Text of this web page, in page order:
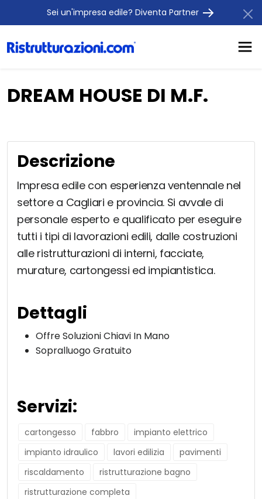
Sei un'impresa edile? Diventa Partner
DREAM HOUSE DI M.F.
Descrizione
Impresa edile con esperienza ventennale nel
settore a Cagliari e provincia. Si avvale di
personale esperto e qualificato per eseguire
tutti i tipi di lavorazioni edili, dalle costruzioni
alle ristrutturazioni di interni, facciate,
murature, cartongessi ed impiantistica.
Dettagli
Offre Soluzioni Chiavi In Mano
Sopralluogo Gratuito
Servizi:
cartongesso fabbro
impianto elettrico
impianto idraulico
lavori edilizia
pavimenti
riscaldamento
ristrutturazione bagno
ristrutturazione completa